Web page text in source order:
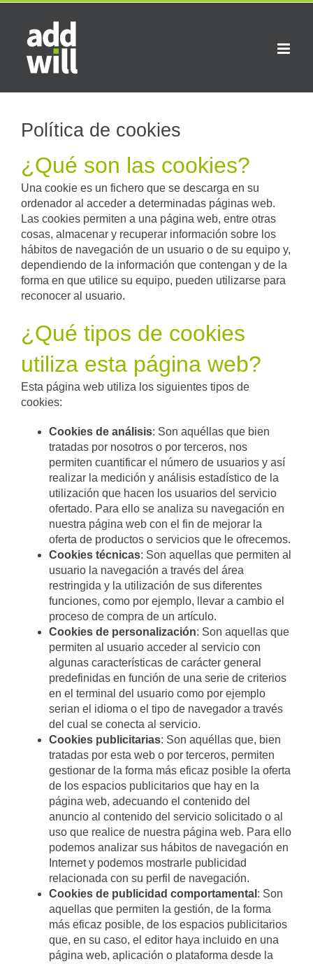
Saltar
contenido
Política de cookies
¿Qué son las cookies?
Una cookie es un fichero que se descarga en su
ordenador al acceder a determinadas páginas web.
Las cookies permiten a una página web, entre otras
cosas, almacenar y recuperar información sobre los
hábitos de navegación de un usuario o de su equipo y,
dependiendo de la información que contengan y de la
forma en que utilice su equipo, pueden utilizarse para
reconocer al usuario.
¿Qué tipos de cookies
utiliza esta página web?
Esta página web utiliza los siguientes tipos de
cookies:
Cookies de análisis: Son aquéllas que bien
tratadas por nosotros o por terceros, nos
permiten cuantificar el número de usuarios y así
realizar la medición y análisis estadístico de la
utilización que hacen los usuarios del servicio
ofertado. Para ello se analiza su navegación en
nuestra página web con el fin de mejorar la
oferta de productos o servicios que le ofrecemos.
Cookies técnicas: Son aquellas que permiten al
usuario la navegación a través del área
restringida y la utilización de sus diferentes
funciones, como por ejemplo, llevar a cambio el
proceso de compra de un artículo.
Cookies de personalización: Son aquellas que
permiten al usuario acceder al servicio con
algunas características de carácter general
predefinidas en función de una serie de criterios
en el terminal del usuario como por ejemplo
serian el idioma o el tipo de navegador a través
del cual se conecta al servicio.
Cookies publicitarias: Son aquéllas que, bien
tratadas por esta web o por terceros, permiten
gestionar de la forma más eficaz posible la oferta
de los espacios publicitarios que hay en la
página web, adecuando el contenido del
anuncio al contenido del servicio solicitado o al
uso que realice de nuestra página web. Para ello
podemos analizar sus hábitos de navegación en
Internet y podemos mostrarle publicidad
relacionada con su perfil de navegación.
Cookies de publicidad comportamental : Son
aquellas que permiten la gestión, de la forma
más eficaz posible, de los espacios publicitarios
que, en su caso, el editor haya incluido en una
página web, aplicación o plataforma desde la